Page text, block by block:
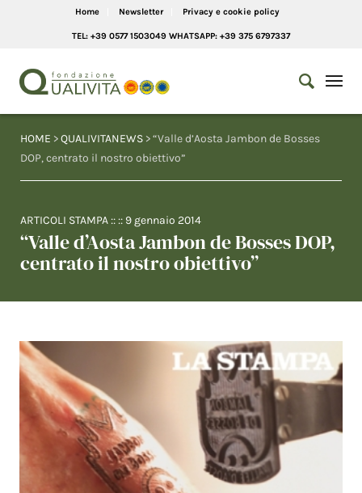
Home Newsletter Privacy e cookie policy
TEL: +39 0577 1503049 WHATSAPP: +39 375 6797337
HOME >QUALIVITANEWS > “Valle d’Aosta Jambon de Bosses
DOP, centrato il nostro obiettivo”
ARTICOLI STAMPA :: :: 9 gennaio 2014
“Valle d’Aosta Jambon de Bosses DOP,
centrato il nostro obiettivo”